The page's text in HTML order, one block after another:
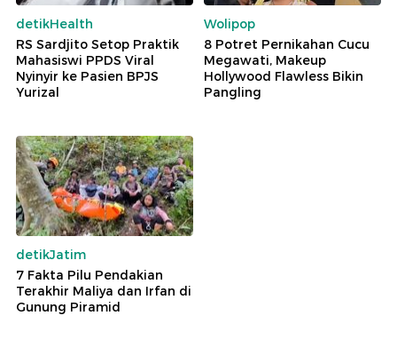
detikHealth
RS Sardjito Setop Praktik
Mahasiswi PPDS Viral
Nyinyir ke Pasien BPJS
Yurizal
Wolipop
8 Potret Pernikahan Cucu
Megawati, Makeup
Hollywood Flawless Bikin
Pangling
detikJatim
7 Fakta Pilu Pendakian
Terakhir Maliya dan Irfan di
Gunung Piramid